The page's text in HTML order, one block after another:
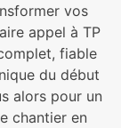
vos
appel à TP
fiable
du début
alors pour un
chantier en